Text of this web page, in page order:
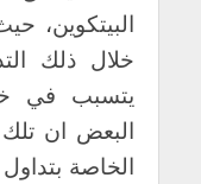
البيتكوين،
خلال ذلك
يتسبب في
البعض ان
الخاصة